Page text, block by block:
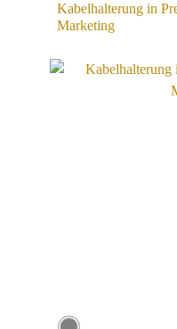
Kabelhalterung in
Marketing